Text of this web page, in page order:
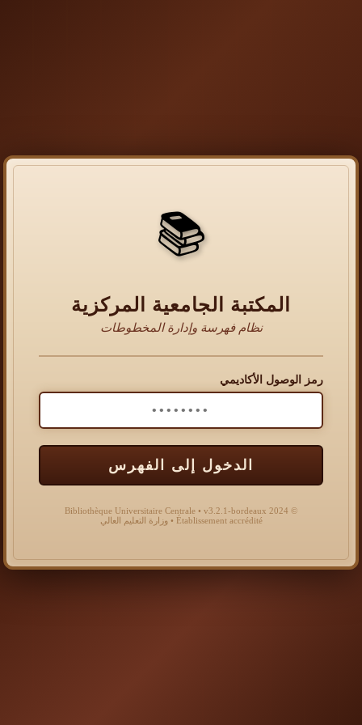
📚
المكتبة الجامعية المركزية
نظام فهرسة وإدارة المخطوطات
رمز الوصول الأكاديمي
الدخول إلى الفهرس
© 2024 Bibliothèque Universitaire Centrale • v3.2.1-bordeaux
Établissement accrédité • وزارة التعليم العالي